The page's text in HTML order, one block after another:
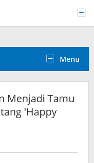
Menu
Menjadi Tamu
'Happy